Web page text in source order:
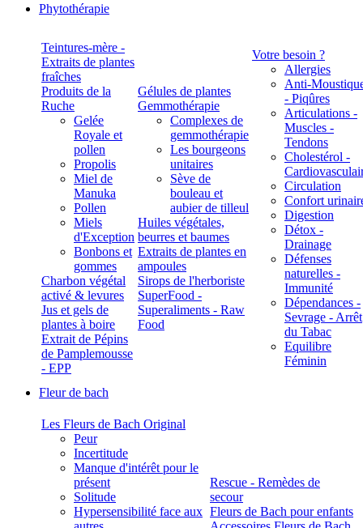
Phytothérapie
Teintures-mère -
Extraits de plantes
fraîches
Produits de la
Ruche
Gelée
Royale et
pollen
Propolis
Miel de
Manuka
Pollen
Miels
d'Exception
Bonbons et
gommes
Charbon végétal
activé & levures
Jus et gels de
plantes à boire
Extrait de Pépins
de Pamplemousse
- EPP
Gélules de plantes
Gemmothérapie
Complexes de
gemmothérapie
Les bourgeons
unitaires
Sève de
bouleau et
aubier de tilleul
Huiles végétales,
beurres et baumes
Extraits de plantes en
ampoules
Sirops de l'herboriste
SuperFood -
Superaliments - Raw
Food
Votre besoin ?
Allergies
Anti-
- Piqûres
Articulations -
Muscles -
Tendons
Cholestérol -
Circulation
Confort
Digestion
Détox -
Drainage
Défenses
naturelles -
Immunité
Dépendances -
Sevrage - Arrêt
du Tabac
Equilibre
Féminin
Fleur de bach
Les Fleurs de Bach Original
Peur
Incertitude
Manque d'intérêt pour le
présent
Solitude
Hypersensibilité face aux
Rescue - Remèdes de
secour
Fleurs de Bach pour enfants